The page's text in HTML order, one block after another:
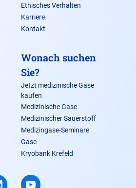
Ethisches Verhalten
Karriere
Kontakt
Wonach suchen
Sie?
Jetzt medizinische Gase
kaufen
Medizinische Gase
Medizinischer Sauerstoff
Medizingase-Seminare
Gase
Kryobank Krefeld